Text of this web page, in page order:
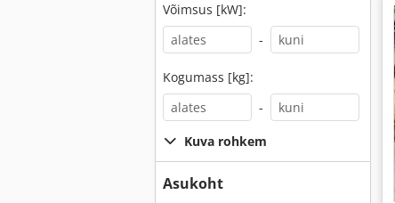
Võimsus [kW]:
-
Kogumass [kg]:
-
Kuva rohkem
Asukoht